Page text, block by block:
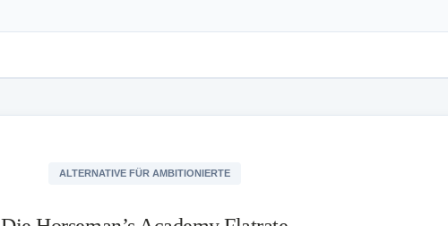
ALTERNATIVE FÜR AMBITIONIERTE